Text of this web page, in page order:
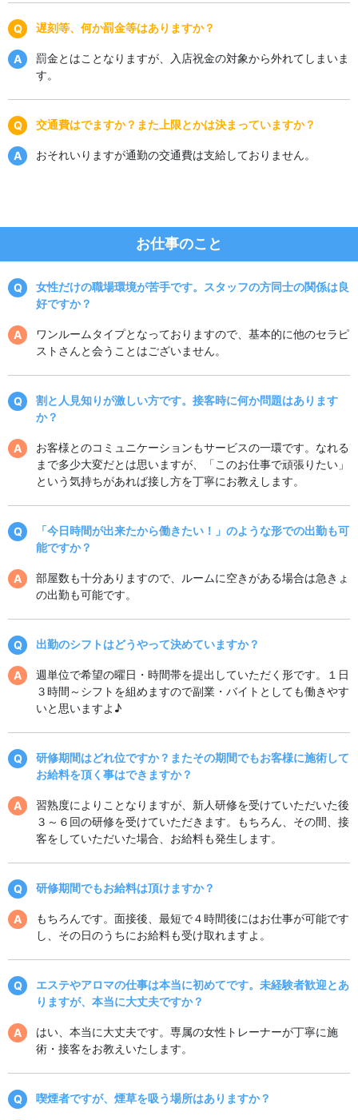
遅刻等、何か罰金等はありますか？
罰金とはことなりますが、入店祝金の対象から外れてしまいま
す。
交通費はでますか？また上限とかは決まっていますか？
おそれいりますが通勤の交通費は支給しておりません。
お仕事のこと
女性だけの職場環境が苦手です。スタッフの方同士の関係は良
好ですか？
ワンルームタイプとなっておりますので、基本的に他のセラピ
ストさんと会うことはございません。
割と人見知りが激しい方です。接客時に何か問題はあります
か？
お客様とのコミュニケーションもサービスの一環です。なれる
まで多少大変だとは思いますが、「このお仕事で頑張りたい」
という気持ちがあれば接し方を丁寧にお教えします。
「今日時間が出来たから働きたい！」のような形での出勤も可
能ですか？
部屋数も十分ありますので、ルームに空きがある場合は急きょ
の出勤も可能です。
出勤のシフトはどうやって決めていますか？
週単位で希望の曜日・時間帯を提出していただく形です。１日
３時間～シフトを組めますので副業・バイトとしても働きやす
いと思いますよ♪
研修期間はどれ位ですか？またその期間でもお客様に施術して
お給料を頂く事はできますか？
習熟度によりことなりますが、新人研修を受けていただいた後
３～６回の研修を受けていただきます。もちろん、その間、接
客をしていただいた場合、お給料も発生します。
研修期間でもお給料は頂けますか？
もちろんです。面接後、最短で４時間後にはお仕事が可能です
し、その日のうちにお給料も受け取れますよ。
エステやアロマの仕事は本当に初めてです。未経験者歓迎とあ
りますが、本当に大丈夫ですか？
はい、本当に大丈夫です。専属の女性トレーナーが丁寧に施
術・接客をお教えいたします。
喫煙者ですが、煙草を吸う場所はありますか？